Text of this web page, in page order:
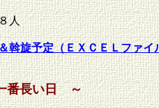
人
斡旋予定（ＥＸＣＥＬファイ
番長い日 ～